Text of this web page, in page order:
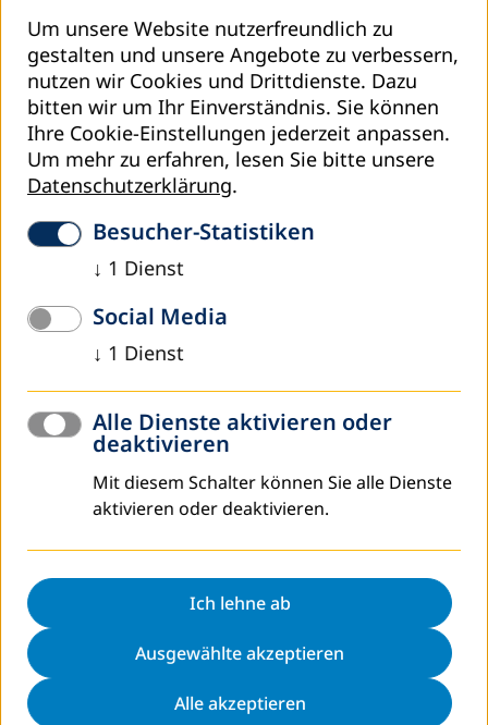
Analysis Public Financing of Popular ALE (PDF,
Spanisch)
Analysis (2019): Youth and Adult Education in the Agenda
2030
Autorin: Britta Schweighöfer
Analysis: Agenda 2030 (PDF, Englisch)
Um unsere Website nutzerfreundlich zu
gestalten und unsere Angebote zu verbessern,
nutzen wir Cookies und Drittdienste. Dazu
bitten wir um Ihr Einverständnis. Sie können
Ihre Cookie-Einstellungen jederzeit anpassen.
Um mehr zu erfahren, lesen Sie bitte unsere
Datenschutzerklärung.
Besucher-Statistiken
↓ 1 Dienst
Social Media
↓ 1 Dienst
Alle Dienste aktivieren oder
deaktivieren
Mit diesem Schalter können Sie alle Dienste
aktivieren oder deaktivieren.
Ich lehne ab
Ausgewählte akzeptieren
Alle akzeptieren